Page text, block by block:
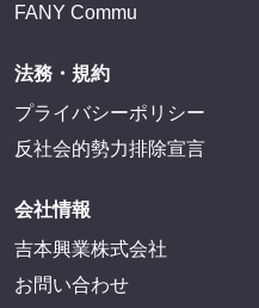
FANY Commu
法務・規約
プライバシーポリシー
反社会的勢力排除宣言
会社情報
吉本興業株式会社
お問い合わせ